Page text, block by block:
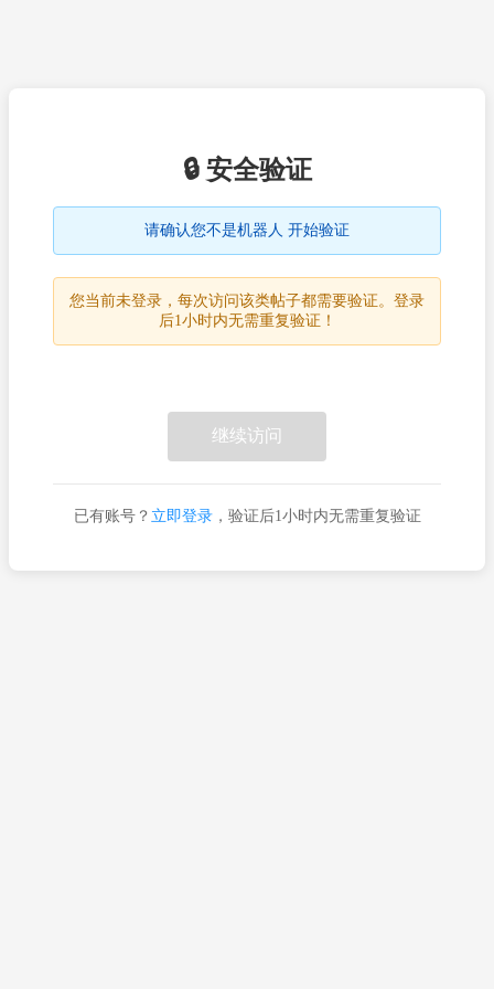
🔒 安全验证
请确认您不是机器人 开始验证
您当前未登录，每次访问该类帖子都需要验证。登录
后1小时内无需重复验证！
继续访问
已有账号？ 立即登录，验证后1小时内无需重复验证